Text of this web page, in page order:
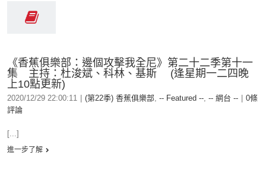
《香蕉俱樂部：邊個攻擊我全尼》第二十二季第十一
集 主持：杜浚斌、科林、基斯 (逢星期一二四晚
上10點更新)
2020/12/29 22:00:11 (第22季) 香蕉俱樂部, -- Featured --, -- 網台 --
0條
評論
[...]
進一步了解